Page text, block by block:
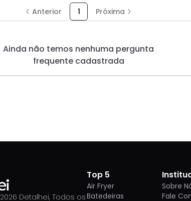
Anterior 1 Próxima
Ainda não temos nenhuma pergunta
frequente cadastrada
2026 Detalhei, Todos os
Top 5
Air Fryer
Batedeiras
Sobre
Fale